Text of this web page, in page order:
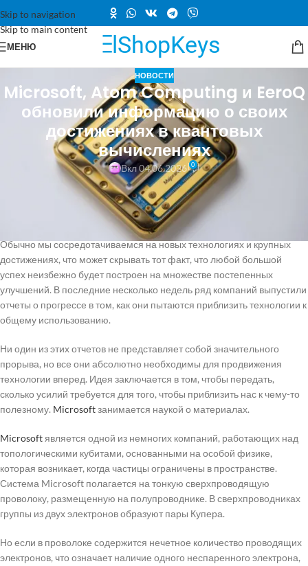
Skip to navigation
Skip to main content
МЕНЮ
НОВОСТИ
Microsoft, Atom Computing и EeroQ
обновили информацию о своих
достижениях в квантовых
вычислениях
Вкл 04.06.2026 0
Среди множества компаний, от небольших стартапов до
технологических гигантов, занимающихся квантовыми
вычислениями, наблюдается постоянный поток результатов,
поскольку они пытаются найти путь к практическому применению.
Обычно мы сосредотачиваемся на новых технологиях и крупных
достижениях, что может скрывать тот факт, что любой большой
успех неизбежно будет построен на множестве постепенных
улучшений. В последние несколько недель ряд компаний выпустили
отчеты о прогрессе в том, как они пытаются приблизить технологии к
общему использованию.
Ни один из этих отчетов не представляет собой значительного
прорыва, но все они абсолютно необходимы для продвижения
технологии вперед. Идея заключается в том, чтобы передать,
сколько усилий требуется для того, чтобы приблизить нас к чему-то
полезному. Microsoftзанимается наукой о материалах.
Microsoft является одной из немногих компаний, работающих над
топологическими кубитами, основанными на особой физике,
которая возникает, когда частицы ограничены в пространстве.
Система Microsoft полагается на тонкую сверхпроводящую
проволоку, размещенную на полупроводнике. В сверхпроводниках
группы из двух электронов образуют пары Купера.
Но если в проволоке содержится нечетное количество проводящих
электронов, что означает наличие одного неспаренного электрона,